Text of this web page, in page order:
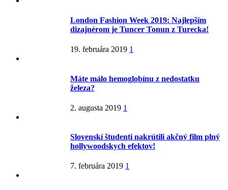
London Fashion Week 2019: Najlepším
dizajnérom je Tuncer Tonun z Turecka!
19. februára 2019 1
Máte málo hemoglobínu z nedostatku
železa?
2. augusta 2019 1
Slovenskí študenti nakrútili akčný film plný
hollywoodskych efektov!
7. februára 2019 1